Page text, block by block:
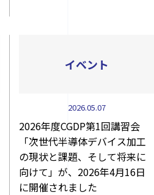
イベント
2026.05.07
2026年度CGDP第1回講習会
「次世代半導体デバイス加工
の現状と課題、そして将来に
向けて」が、2026年4月16日
に開催されました